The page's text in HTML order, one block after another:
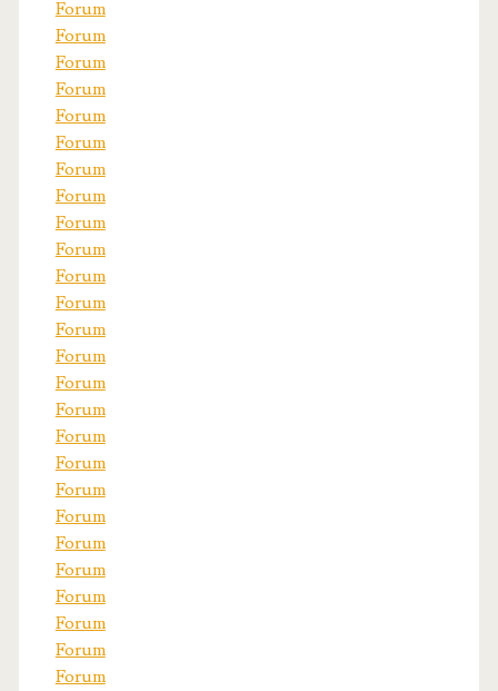
Forum
Forum
Forum
Forum
Forum
Forum
Forum
Forum
Forum
Forum
Forum
Forum
Forum
Forum
Forum
Forum
Forum
Forum
Forum
Forum
Forum
Forum
Forum
Forum
Forum
Forum